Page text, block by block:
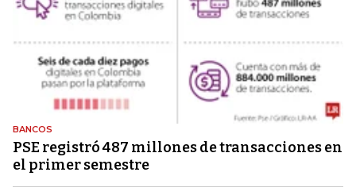
BANCOS
PSE registró 487 millones de transacciones en
el primer semestre